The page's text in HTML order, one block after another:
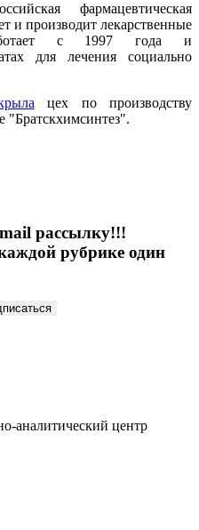
фармацевтическая
и производит лекарственные
с 1997 года и
для лечения социально
цех по производству
"Братскхимсинтез".
рассылку!!!
рубрике один
аналитический центр